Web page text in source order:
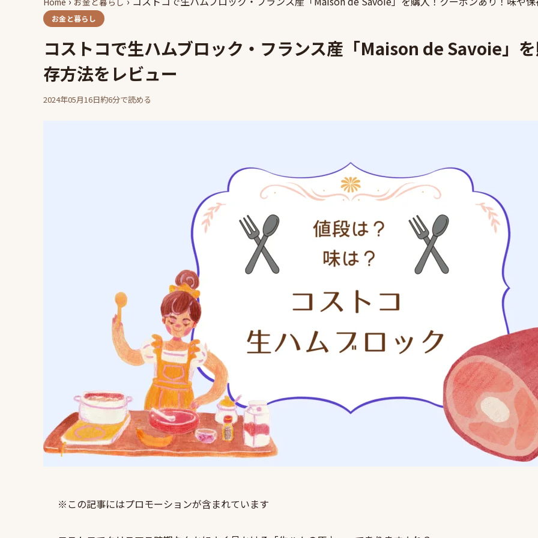
お金と暮らし
コストコで生ハムブロック・フランス産「Maison de Savoie」
存方法をレビュー
2024年05月16日約6分で読める
※この記事にはプロモーションが含まれています